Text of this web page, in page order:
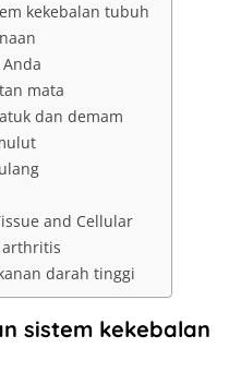
kekebalan tubuh
mata
dan demam
and Cellular
arthritis
darah tinggi
sistem kekebalan